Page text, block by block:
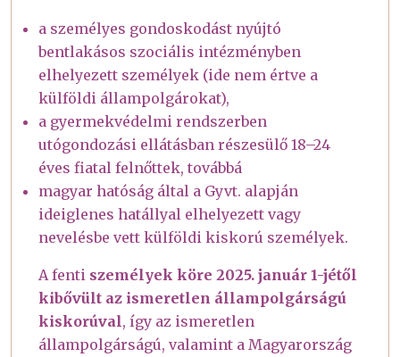
a személyes gondoskodást nyújtó
bentlakásos szociális intézményben
elhelyezett személyek (ide nem értve a
külföldi állampolgárokat),
a gyermekvédelmi rendszerben
utógondozási ellátásban részesülő 18–24
éves fiatal felnőttek, továbbá
magyar hatóság által a Gyvt. alapján
ideiglenes hatállyal elhelyezett vagy
nevelésbe vett külföldi kiskorú személyek.
A fenti személyek köre 2025. január 1-jétől
kibővült az ismeretlen állampolgárságú
kiskorúval, így az ismeretlen
állampolgárságú, valamint a Magyarország